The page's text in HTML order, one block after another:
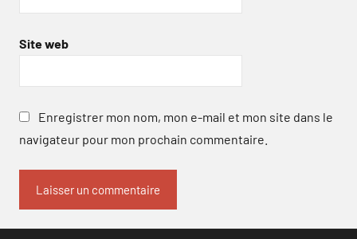
Site web
Enregistrer mon nom, mon e-mail et mon site dans le
navigateur pour mon prochain commentaire.